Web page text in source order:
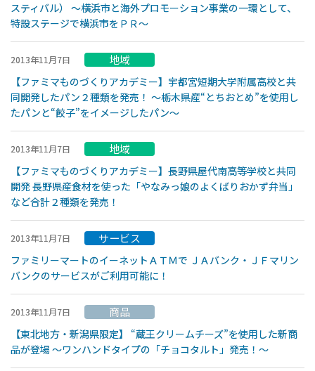
スティバル） 〜横浜市と海外プロモーション事業の一環として、
特設ステージで横浜市をＰＲ〜
2013年11月7日 地域
【ファミマものづくりアカデミー】宇都宮短期大学附属高校と共
同開発したパン２種類を発売！ 〜栃木県産“とちおとめ”を使用し
たパンと“餃子”をイメージしたパン〜
2013年11月7日 地域
【ファミマものづくりアカデミー】長野県屋代南高等学校と共同
開発 長野県産食材を使った「やなみっ娘のよくばりおかず弁当」
など合計２種類を発売！
2013年11月7日 サービス
ファミリーマートのイーネットＡＴＭで ＪＡバンク・ＪＦマリン
バンクのサービスがご利用可能に！
2013年11月7日 商品
【東北地方・新潟県限定】 “蔵王クリームチーズ”を使用した新商
品が登場 〜ワンハンドタイプの「チョコタルト」発売！〜